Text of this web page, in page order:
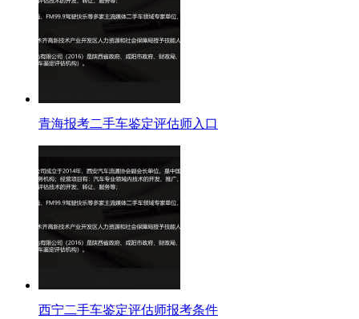
青海报考二手车鉴定评估师入口
西宁二手车鉴定评估师报考条件